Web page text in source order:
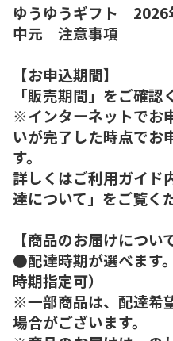
ゆうゆうギフト 2026
中元 注意事項
【お申込期間】
「販売期間」をご確認
※インターネットでお
いが完了した時点でお
す。
詳しくはご利用ガイド
達について」をご覧く
【商品のお届けについ
●配達時期が選べます
時期指定可）
※一部商品は、配達希
場合がございます。